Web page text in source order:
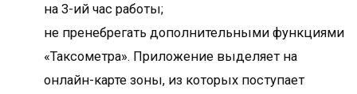
на 3-ий час работы;
не пренебрегать дополнительными функциями
«Таксометра». Приложение выделяет на
онлайн-карте зоны, из которых поступает